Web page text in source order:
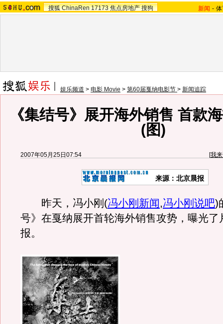
搜狐 ChinaRen 17173 焦点房地产 搜狗 新闻 -
娱乐频道 > 电影 Movie > 第60届戛纳电影节 > 新闻追踪
《集结号》展开海外销售 首款
(图)
2007年05月25日07:54 [我
来源：北京晨报
昨天，冯小刚 (冯小刚新闻,冯小刚说吧)
号》在戛纳展开首轮海外销售攻势，曝光了
报。